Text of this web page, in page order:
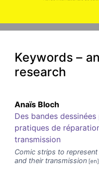
Keywords –
research
Anaïs Bloch
Des bandes
pratiques de
transmission
Comic strips to
and their transmission